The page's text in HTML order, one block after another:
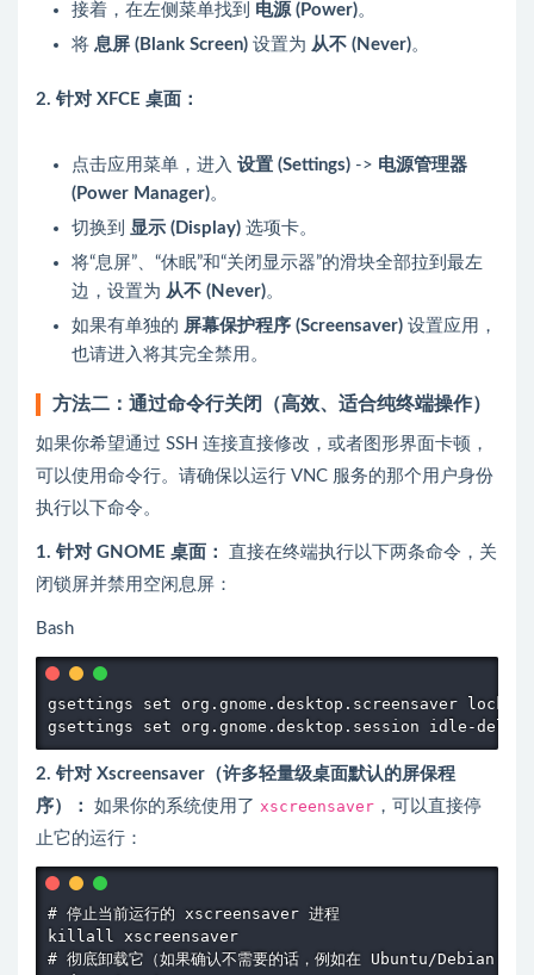
接着，在左侧菜单找到 电源 (Power)。
将 息屏 (Blank Screen) 设置为 从不 (Never)。
2. 针对 XFCE 桌面：
点击应用菜单，进入 设置 (Settings) -> 电源管理器
(Power Manager)。
切换到 显示 (Display) 选项卡。
将“息屏”、“休眠”和“关闭显示器”的滑块全部拉到最左
边，设置为 从不 (Never)。
如果有单独的 屏幕保护程序 (Screensaver) 设置应用，
也请进入将其完全禁用。
方法二：通过命令行关闭（高效、适合纯终端操作）
如果你希望通过 SSH 连接直接修改，或者图形界面卡顿，
可以使用命令行。请确保以运行 VNC 服务的那个用户身份
执行以下命令。
1. 针对 GNOME 桌面：
直接在终端执行以下两条命令，关
闭锁屏并禁用空闲息屏：
Bash
gsettings set org.gnome.desktop.screensaver lock-
2. 针对 Xscreensaver（许多轻量级桌面默认的屏保程
序）：
如果你的系统使用了 xscreensaver ，可以直接停
止它的运行：
# 停止当前运行的 xscreensaver 进程
killall xscreensaver
# 彻底卸载它（如果确认不需要的话，例如在 Ubuntu/Debian 上）